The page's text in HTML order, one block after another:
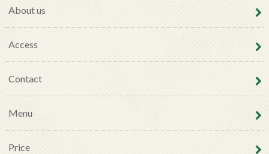
About us
Access
Contact
Menu
Price